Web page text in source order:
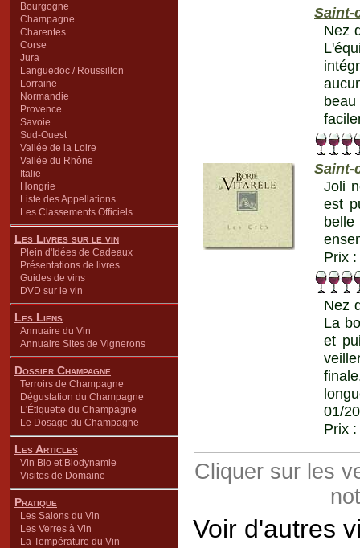
Bourgogne
Champagne
Charentes
Corse
Jura
Languedoc / Roussillon
Lorraine
Normandie
Provence
Savoie
Sud-Ouest
Vallée de la Loire
Vallée du Rhône
Italie
Hongrie
Liste des Appellations
Les Classements Officiels
Les Livres sur le vin
Plein d'Idées de Cadeaux
Présentations de livres
Guides de vins
DVD sur le vin
Les Liens
Annuaire du Vin
Annuaire Sites de Vignerons
Dossier Champagne
Terroirs de Champagne
Dégustation du Champagne
L'Étiquette du Champagne
Le Dosage du Champagne
Les Articles
Vin Bio et Biodynamie
Visites de Domaine
Pratique
Les Salons du Vin
Les Verres à Vin
La Température du Vin
Saint-
Nez
Saint-
Joli
est
Prix :
Nez
La
et
01/
Prix :
Cliquer sur les
Voir d'autres